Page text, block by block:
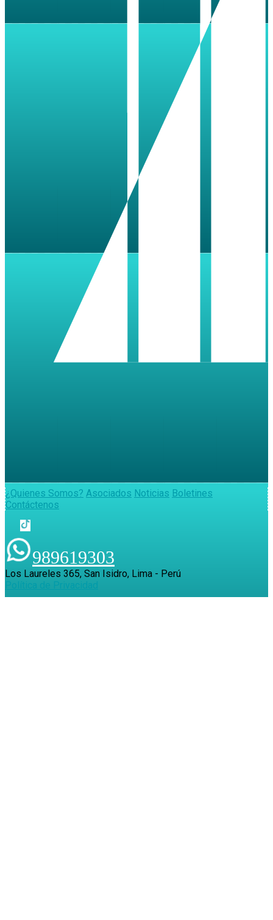
¿Quienes Somos? Asociados Noticias Boletines
Contáctenos
989619303
Los Laureles 365, San Isidro, Lima - Perú
Política de Privacidad